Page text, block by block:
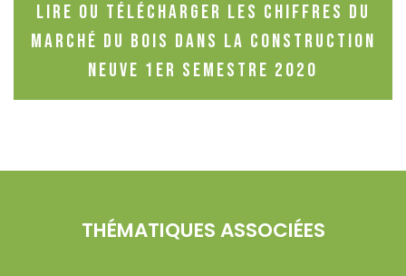
Lire ou télécharger les chiffres du
marché du bois dans la construction
neuve 1er semestre 2020
THÉMATIQUES ASSOCIÉES